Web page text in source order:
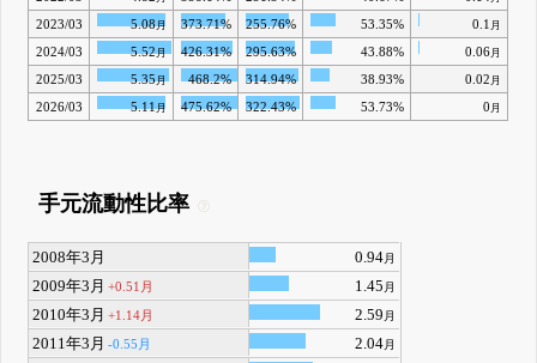
2023/03 5.08月 373.71% 255.76% 53.35% 0.1 月
2024/03 5.52月 426.31% 295.63% 43.88% 0.06月
2025/03 5.35月 468.2% 314.94% 38.93% 0.02 月
2026/03 5.11月 475.62% 322.43% 53.73% 0 月
手元流動性比率
2008年3月 0.94月
2009年3月 +0.51月 1.45月
2010年3月 +1.14月 2.59月
2011年3月 -0.55月 2.04月